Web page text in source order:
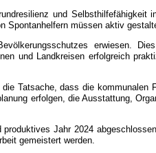
und Selbsthilfefähigkeit
Spontanhelfern müssen aktiv
erwiesen.
und Landkreisen erfolgreich
Tatsache, dass die kommunalen
erfolgen, die Ausstattung,
Jahr 2024
gemeistert werden.